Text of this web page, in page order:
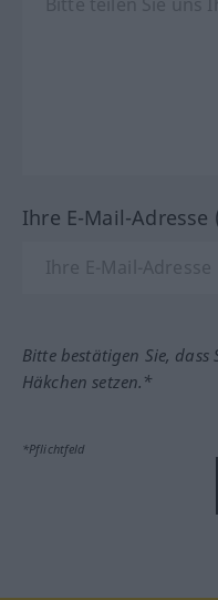
Ihre E-Mail-
Bitte bestätigen Sie, dass
Häkchen setzen.*
*Pflichtfeld